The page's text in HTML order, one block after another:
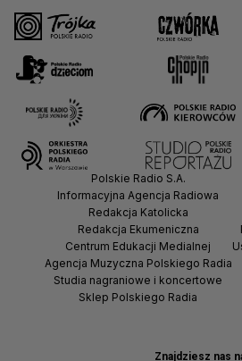
Znajdziesz nas
Polskie Radio S.A.
Informacyjna Agencja Radiowa
Redakcja Katolicka
Redakcja Ekumeniczna
Centrum Edukacji Medialnej
Agencja Muzyczna Polskiego Radia
Studia nagraniowe i koncertowe
Sklep Polskiego Radia